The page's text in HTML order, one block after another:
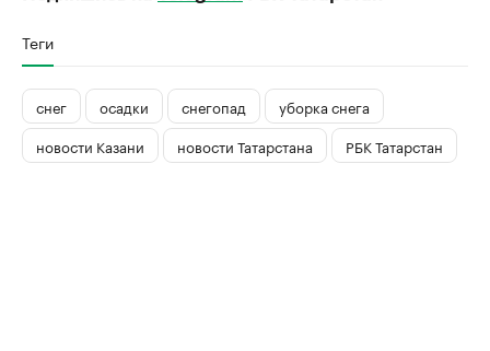
Теги
снег осадки снегопад
уборка снега
новости Казани
новости Татарстана РБК Татарстан